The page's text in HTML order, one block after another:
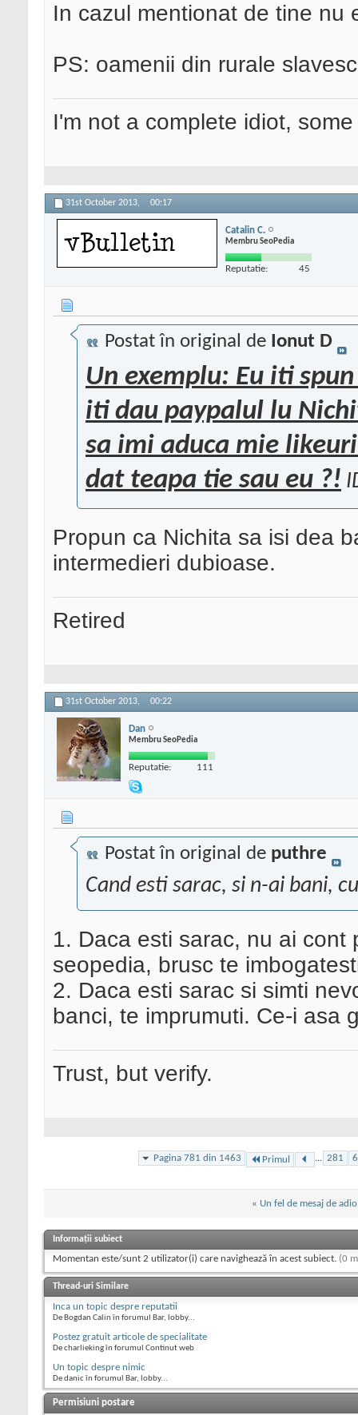
In cazul mentionat de tine nu
PS: oamenii din rurale
I'm not a complete idiot,
31st October 2013, 00:17
Catalin C.
Membru SeoPedia
Reputatie: 45
Postat în original de Ionut D
Un exemplu: Eu iti
iti dau paypalul lu
sa imi aduca mie
dat teapa tie sau eu ?!
Propun ca Nichita sa isi dea
intermedieri dubioase.
Retired
31st October 2013, 00:22
Dan
Membru SeoPedia
Reputatie: 111
Postat în original de puthre
Cand esti sarac, si n-ai bani,
1. Daca esti sarac, nu ai
seopedia, brusc te
2. Daca esti sarac si simti
banci, te imprumuti. Ce-i asa
Trust, but verify.
Pagina 781 din 1463 Primul ... 281
« Un fel de mesaj de adio
Informații subiect
Momentan este/sunt 2 utilizator(i) care navighează în acest subiect. (0
Thread-uri Similare
Inca un topic despre reputatii
De Bogdan Calin în forumul Bar, lobby...
Postez gratuit articole de specialitate
De charlieking în forumul Continut web
Un topic despre nimic
De danic în forumul Bar, lobby...
Permisiuni postare